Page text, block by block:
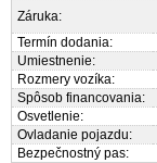
Záruka:
Termín dodania:
Umiestnenie:
Rozmery vozíka:
Spôsob financovania:
Osvetlenie:
Ovladanie pojazdu:
Bezpečnostný pas: